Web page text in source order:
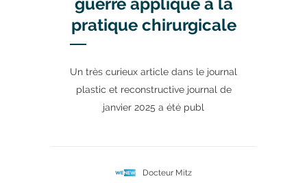
pratique chirurgicale
Un très curieux article dans le journal
plastic et reconstructive journal de
janvier 2025 a été publ
Docteur Mitz